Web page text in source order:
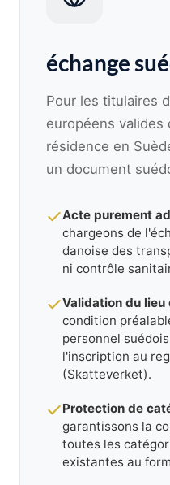
échange
Pour les titulaires
européens valides
résidence en
un document
Acte purement
chargeons de
danoise des
ni contrôle
Validation du lieu
condition
personnel
l'inscription au
(Skatteverket).
Protection de
garantissons la
toutes les
existantes au